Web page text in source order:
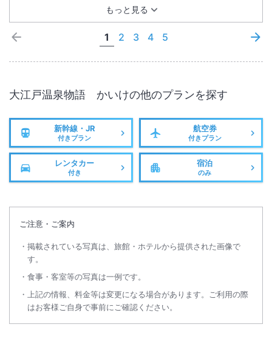
もっと見る
1 2 3 4 5
大江戸温泉物語 かいけの他のプランを探す
新幹線・JR
付きプラン
航空券
付きプラン
レンタカー
付き
宿泊
のみ
ご注意・ご案内
掲載されている写真は、旅館・ホテルから提供された画像で
す。
食事・客室等の写真は一例です。
上記の情報、料金等は変更になる場合があります。ご利用の際
はお客様ご自身で事前にご確認ください。